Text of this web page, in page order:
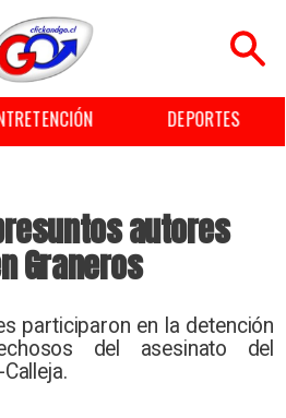
DEPORTES
autores
Graneros
participaron en la detención
del asesinato del